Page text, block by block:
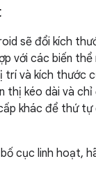
sẽ đổi kích
với các biến
trí và kích thước
thị kéo dài và
khác để thứ
cục linh hoạt,